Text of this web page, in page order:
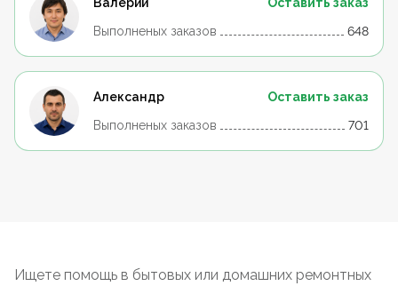
Выполненых заказов
648
Александр
Оставить заказ
Выполненых заказов
701
Ищете помощь в бытовых или домашних ремонтных